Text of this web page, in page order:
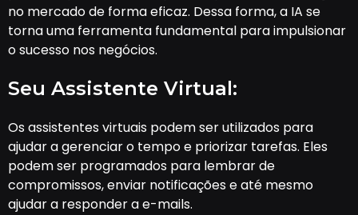
no mercado de forma eficaz. Dessa forma, a IA se
torna uma ferramenta fundamental para impulsionar
o sucesso nos negócios.
Seu Assistente Virtual:
Os assistentes virtuais podem ser utilizados para
ajudar a gerenciar o tempo e priorizar tarefas. Eles
podem ser programados para lembrar de
compromissos, enviar notificações e até mesmo
ajudar a responder a e-mails.